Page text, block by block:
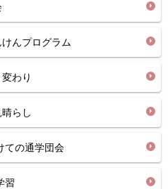
んプログラム
わり
らし
の通学団会
習